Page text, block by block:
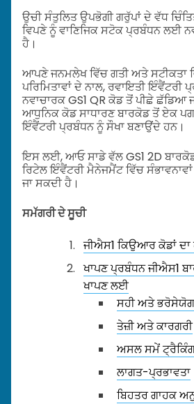
ਉਚੀ ਸੰਤੁਲਿਤ ਉਪਭੋਗੀ ਗਰੁੱਪਾਂ ਦੇ ਵੱਧ
ਵਿਪਣੇ ਨੂੰ ਵਾਣਿਜਿਕ ਸਟੋਕ ਪ੍ਰਬੰਧਨ ਲਈ
ਹੈ।
ਆਪਣੇ ਜਨਮਲੇਖ ਵਿੱਚ ਗਤੀ ਅਤੇ ਸਟੀਕਤਾ
ਪਰਿਮਿਤਾਵਾਂ ਦੇ ਨਾਲ, ਰਵਾਇਤੀ ਇੰਵੈਂਟਰੀ
ਨਵਾਚਾਰਕ GS1 QR ਕੋਡ ਤੋਂ ਪੀਛੇ ਛੱਡਿਆ
ਆਧੁਨਿਕ ਕੋਡ ਸਾਧਾਰਣ ਬਾਰਕੋਡ ਤੋਂ ਏਕ
ਇੰਵੈਂਟਰੀ ਪ੍ਰਬੰਧਨ ਨੂੰ ਸੌਖਾ ਬਣਾਉਂਦੇ ਹਨ।
ਇਸ ਲਈ, ਆਓ ਸਾਡੇ ਵੱਲ GS1 2D
ਰਿਟੇਲ ਇੰਵੈਂਟਰੀ ਮੈਨੇਜਮੈਂਟ ਵਿੱਚ ਸੰਭਾਵਨਾਵਾਂ
ਜਾ ਸਕਦੀ ਹੈ।
ਸਮੱਗਰੀ ਦੇ ਸੂਚੀ
ਜੀਐਸ1 ਕਿਉਆਰ ਕੋਡਾਂ
ਖਾਪਣ ਪ੍ਰਬੰਧਨ ਜੀਐਸ1
ਖਾਪਣ ਲਈ
ਸਹੀ ਅਤੇ ਭਰੋਸੇਯੋਗ
ਤੇਜ਼ੀ ਅਤੇ ਕਾਰਗਰੀ
ਅਸਲ ਸਮੇਂ
ਲਾਗਤ-ਪ੍ਰਭਾਵਤਾ
ਬਿਹਤਰ ਗਾਹਕ